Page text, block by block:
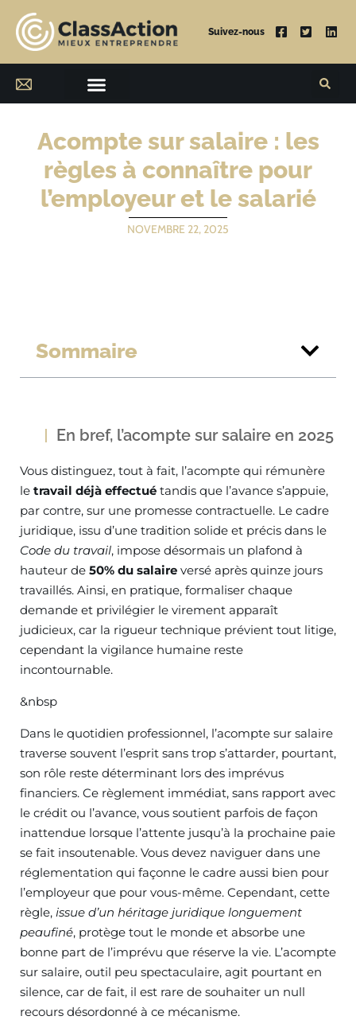
Suivez-nous
Acompte sur salaire : les
règles à connaître pour
l’employeur et le salarié
NOVEMBRE 22, 2025
Sommaire
En bref, l’acompte sur salaire en 2025
Vous distinguez, tout à fait, l’acompte qui rémunère
le travail déjà effectué tandis que l’avance s’appuie,
par contre, sur une promesse contractuelle. Le cadre
juridique, issu d’une tradition solide et précis dans le
Code du travail, impose désormais un plafond à
hauteur de 50% du salaire versé après quinze jours
travaillés. Ainsi, en pratique, formaliser chaque
demande et privilégier le virement apparaît
judicieux, car la rigueur technique prévient tout litige,
cependant la vigilance humaine reste
incontournable.
&nbsp
Dans le quotidien professionnel, l’acompte sur salaire
traverse souvent l’esprit sans trop s’attarder, pourtant,
son rôle reste déterminant lors des imprévus
financiers. Ce règlement immédiat, sans rapport avec
le crédit ou l’avance, vous soutient parfois de façon
inattendue lorsque l’attente jusqu’à la prochaine paie
se fait insoutenable. Vous devez naviguer dans une
réglementation qui façonne le cadre aussi bien pour
l’employeur que pour vous-même. Cependant, cette
règle, issue d’un héritage juridique longuement
peaufiné, protège tout le monde et absorbe une
bonne part de l’imprévu que réserve la vie. L’acompte
sur salaire, outil peu spectaculaire, agit pourtant en
silence, car de fait, il est rare de souhaiter un null
recours désordonné à ce mécanisme.